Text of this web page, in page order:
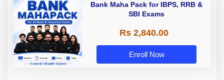
Bank Maha Pack for IBPS, RRB &
SBI Exams
Rs 2,840.00
Enroll Now